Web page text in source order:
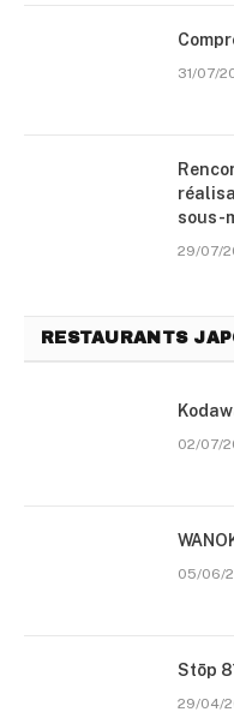
31/07/
sous-
29/07/
RESTAURANTS
02/07/
05/06/
Stōp
29/04/